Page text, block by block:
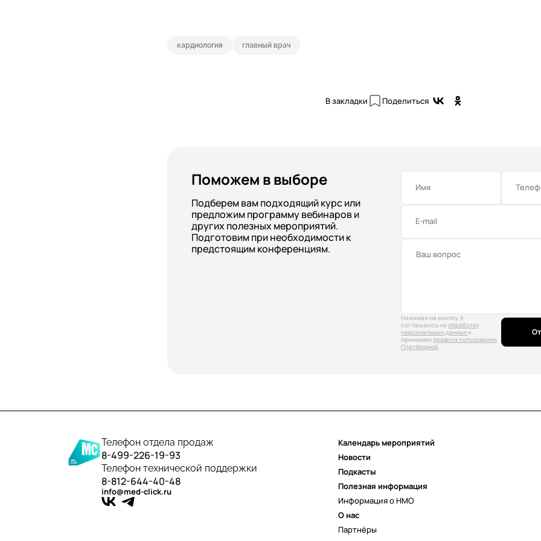
кардиология главный врач
В закладки Поделиться
Поможем в выборе
Подберем вам подходящий курс или
предложим программу вебинаров и
других полезных мероприятий.
Подготовим при необходимости к
предстоящим конференциям.
Имя
E-mail
Нажимая на кнопку, я
соглашаюсь на обработку
персональных данных и
принимаю правила пользования
Платформой
Телефон отдела продаж
8-499-226-19-93
Телефон технической поддержки
8-812-644-40-48
info@med-click.ru
Календарь мероприятий
Новости
Подкасты
Полезная информация
Информация о НМО
О нас
Партнёры